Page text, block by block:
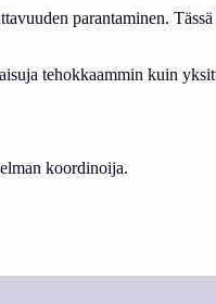
parantaminen.
tehokkaammin kuin
koordinoija.